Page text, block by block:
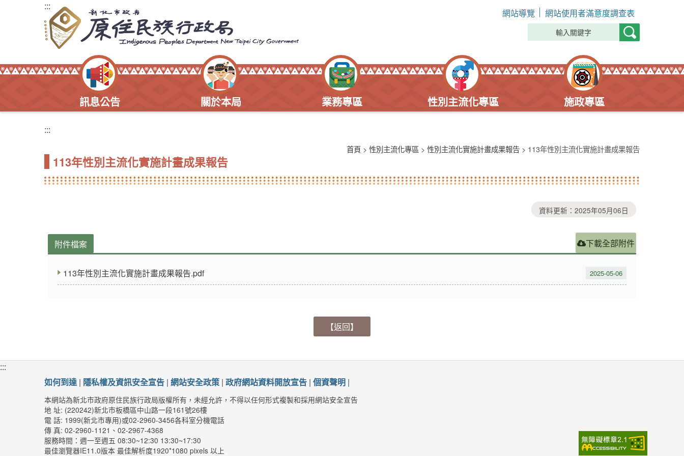
:::
網站導覽 網站使用者滿意度調查表
訊息公告 關於本局 業務專區 性別主流化專區 施政專區
:::
首頁 > 性別主流化專區 > 性別主流化實施計畫成果報告 > 113年性別主流化實施計畫成果報告
113年性別主流化實施計畫成果報告
資料更新：2025年05月06日
附件檔案 下載全部附件
113年性別主流化實施計畫成果報告.pdf 2025-05-06
【返回】
:::
如何到達| 隱私權及資訊安全宣告 | 網站安全政策| 政府網站資料開放宣告 | 個資聲明 |
本網站為新北市政府原住民族行政局版權所有，未經允許，不得以任何形式複製和採用網站安全宣告
地 址: (220242)新北市板橋區中山路一段161號26樓
電 話: 1999(新北市專用)或02-2960-3456各科室分機電話
傳 真: 02-2960-1121、02-2967-4368
服務時間：週一至週五 08:30~12:30 13:30~17:30
最佳瀏覽器IE11.0版本 最佳解析度1920*1080 pixels 以上